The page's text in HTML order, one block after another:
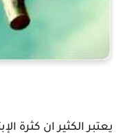
يعتبر الكثير ان كثرة